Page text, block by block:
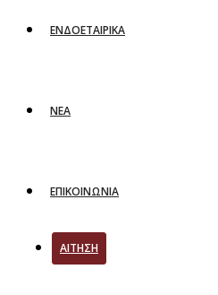
ΕΝΔΟΕΤΑΙΡΙΚΑ
ΝΕΑ
ΕΠΙΚΟΙΝΩΝΙΑ
ΑΙΤΗΣΗ